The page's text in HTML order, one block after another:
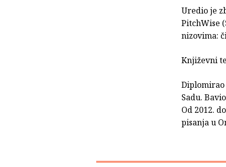
Uredio je
PitchWise
nizovima:
Književni
Sadu.
Od 2012.
pisanja u